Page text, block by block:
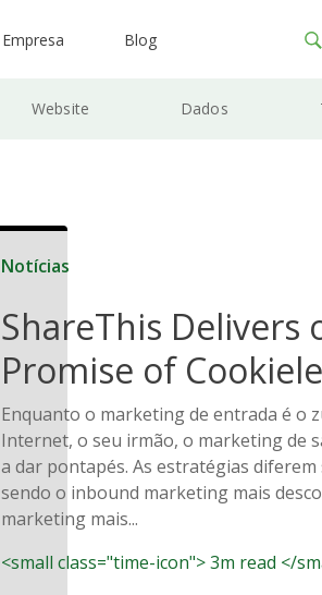
Empresa Blog
Website Dados
Notícias
ShareThis Delivers
Promise of
Solutions
Enquanto o marketing de entrada é o
Internet, o seu irmão, o marketing de
a dar pontapés. As estratégias
sendo o inbound marketing mais
marketing mais...
<small class="time-icon"> 3m read </